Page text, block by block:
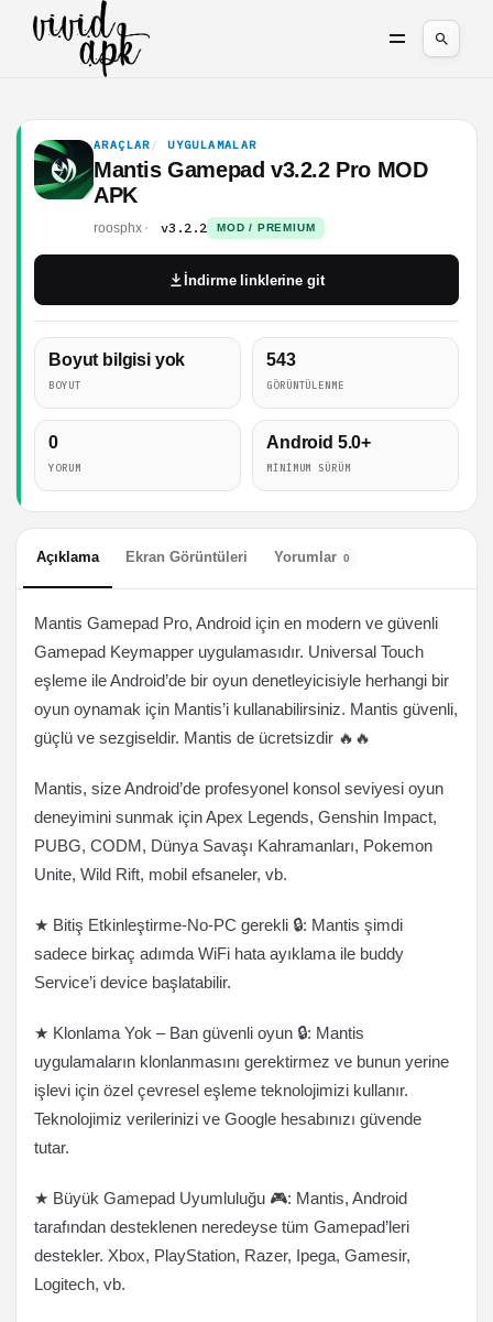
ARAÇLAR UYGULAMALAR
Mantis Gamepad v3.2.2 Pro MOD
APK
roosphx v3.2.2 MOD / PREMIUM
Boyut bilgisi yok
BOYUT
543
GÖRÜNTÜLENME
0
YORUM
Android 5.0+
MINIMUM SÜRÜM
İndirme linklerine git
Açıklama Ekran Görüntüleri Yorumlar 0
Mantis Gamepad Pro, Android için en modern ve güvenli
Gamepad Keymapper uygulamasıdır. Universal Touch
eşleme ile Android’de bir oyun denetleyicisiyle herhangi bir
oyun oynamak için Mantis’i kullanabilirsiniz. Mantis güvenli,
güçlü ve sezgiseldir. Mantis de ücretsizdir 🔥🔥
Mantis, size Android’de profesyonel konsol seviyesi oyun
deneyimini sunmak için Apex Legends, Genshin Impact,
PUBG, CODM, Dünya Savaşı Kahramanları, Pokemon
Unite, Wild Rift, mobil efsaneler, vb.
★ Bitiş Etkinleştirme-No-PC gerekli 🔒: Mantis şimdi
sadece birkaç adımda WiFi hata ayıklama ile buddy
Service’i device başlatabilir.
★ Klonlama Yok – Ban güvenli oyun 🔒: Mantis
uygulamaların klonlanmasını gerektirmez ve bunun yerine
işlevi için özel çevresel eşleme teknolojimizi kullanır.
Teknolojimiz verilerinizi ve Google hesabınızı güvende
tutar.
★ Büyük Gamepad Uyumluluğu 🎮: Mantis, Android
tarafından desteklenen neredeyse tüm Gamepad’leri
destekler. Xbox, PlayStation, Razer, Ipega, Gamesir,
Logitech, vb.